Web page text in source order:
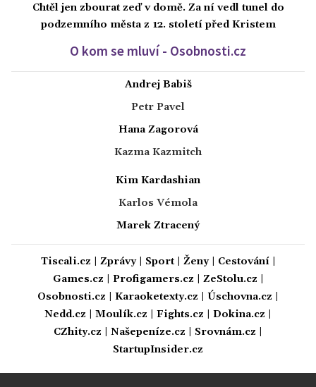
Chtěl jen zbourat zeď v domě. Za ní vedl tunel do
podzemního města z 12. století před Kristem
O kom se mluví - Osobnosti.cz
Andrej Babiš
Petr Pavel
Hana Zagorová
Kazma Kazmitch
Kim Kardashian
Karlos Vémola
Marek Ztracený
Tiscali.cz Zprávy| Sport| Ženy| Cestování|
Games.cz
Profigamers.cz ZeStolu.cz
Osobnosti.cz
Karaoketexty.cz Úschovna.cz
Nedd.cz
Moulík.cz Fights.cz Dokina.cz
CZhity.cz
Našepeníze.cz Srovnám.cz
StartupInsider.cz